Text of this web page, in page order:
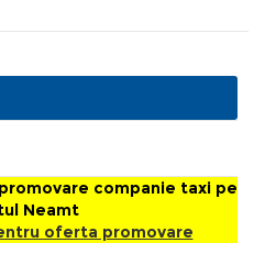
companie taxi pe
Neamt
oferta promovare